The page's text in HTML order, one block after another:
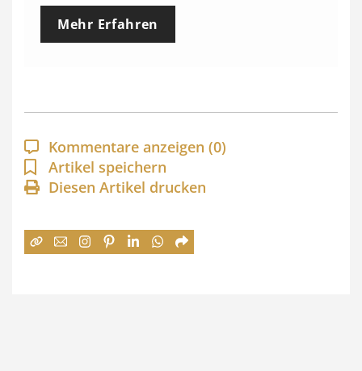
e
p
a
n
n
:
Mehr Erfahren
Kommentare anzeigen (0)
Artikel speichern
Diesen Artikel drucken